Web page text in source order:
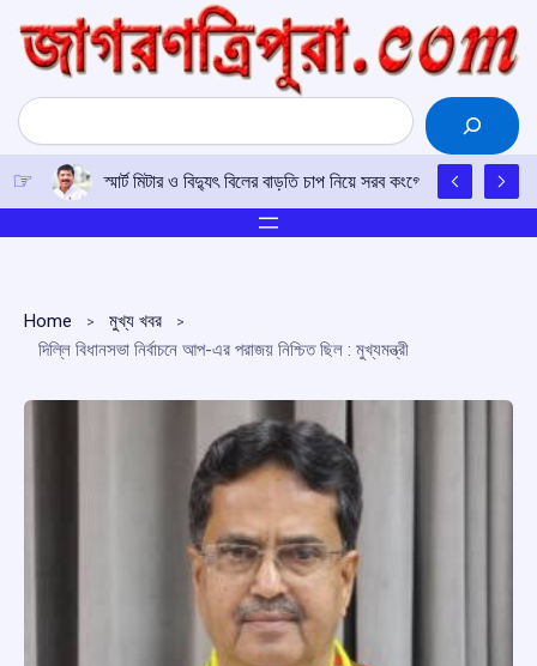
content
Search
স্মার্ট মিটার ও বিদ্যুৎ বিলের বাড়তি চাপ নিয়ে সরব কংগ্রেস বিধায়ক সুদীপ
Home
মুখ্য খবর
দিল্লি বিধানসভা নির্বাচনে আপ-এর পরাজয় নিশ্চিত ছিল : মুখ্যমন্ত্রী